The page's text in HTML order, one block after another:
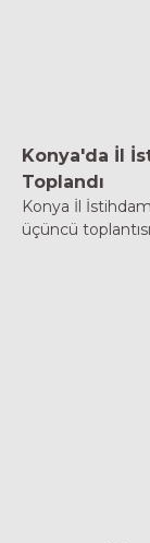
Konya'da İl
Toplandı
Konya İl
üçüncü